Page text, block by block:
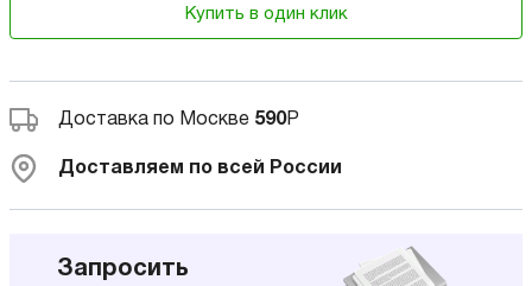
Купить в один клик
Доставка по Москве 590Р
Доставляем по всей России
Запросить